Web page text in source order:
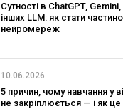
Сутності в ChatGPT,
інших LLM: як стати
нейромереж
10.06.2026
5 причин, чому навчання у
не закріплюється — і як